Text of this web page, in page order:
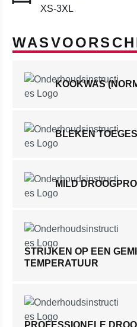
XS-3XL
KOOKWAS
BLEKEN
MILD
STRIJKEN OP EEN
TEMPERATUUR
PROFESSIONELE